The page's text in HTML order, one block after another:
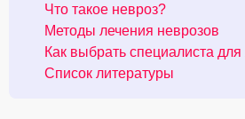
Что такое невроз?
Методы лечения неврозов
Как выбрать специалиста
Список литературы